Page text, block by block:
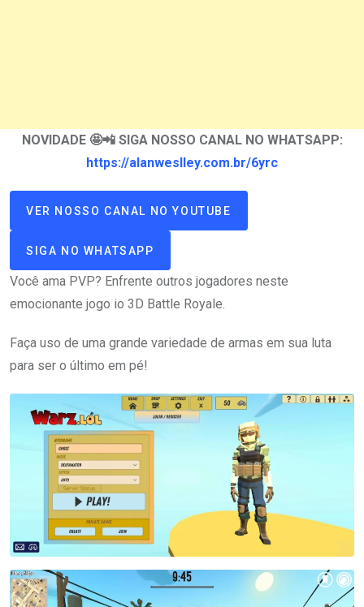
NOVIDADE 🤩📲 SIGA NOSSO CANAL NO WHATSAPP:
https://alanweslley.com.br/6yrc
VER NOSSO CANAL NO YOUTUBE
SIGA NO WHATSAPP
Você ama PVP? Enfrente outros jogadores neste
emocionante jogo io 3D Battle Royale.
Faça uso de uma grande variedade de armas em sua luta
para ser o último em pé!